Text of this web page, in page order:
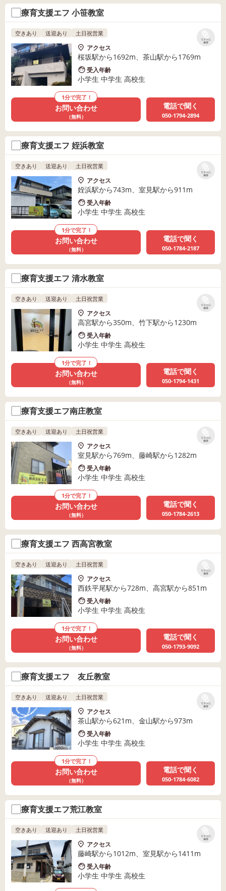
療育支援エフ 小笹教室
リストに
保存
空きあり 送迎あり 土日祝営業
アクセス
桜坂駅から1692m、茶山駅から1769m
受入年齢
小学生 中学生 高校生
1分で完了！
お問い合わせ
（無料）
電話で聞く
050-1794-2894
療育支援エフ 姪浜教室
リストに
保存
空きあり 送迎あり 土日祝営業
アクセス
姪浜駅から743m、室見駅から911m
受入年齢
小学生 中学生 高校生
1分で完了！
お問い合わせ
（無料）
電話で聞く
050-1784-2187
療育支援エフ 清水教室
リストに
保存
空きあり 送迎あり 土日祝営業
アクセス
高宮駅から350m、竹下駅から1230m
受入年齢
小学生 中学生 高校生
1分で完了！
お問い合わせ
（無料）
電話で聞く
050-1794-1431
療育支援エフ南庄教室
リストに
保存
空きあり 送迎あり 土日祝営業
アクセス
室見駅から769m、藤崎駅から1282m
受入年齢
小学生 中学生 高校生
1分で完了！
お問い合わせ
（無料）
電話で聞く
050-1784-2613
療育支援エフ 西高宮教室
リストに
保存
空きあり 送迎あり 土日祝営業
アクセス
西鉄平尾駅から728m、高宮駅から851m
受入年齢
小学生 中学生 高校生
1分で完了！
お問い合わせ
（無料）
電話で聞く
050-1793-9092
療育支援エフ 友丘教室
リストに
保存
空きあり 送迎あり 土日祝営業
アクセス
茶山駅から621m、金山駅から973m
受入年齢
小学生 中学生 高校生
1分で完了！
お問い合わせ
（無料）
電話で聞く
050-1784-6082
療育支援エフ荒江教室
リストに
保存
空きあり 送迎あり 土日祝営業
アクセス
藤崎駅から1012m、室見駅から1411m
受入年齢
小学生 中学生 高校生